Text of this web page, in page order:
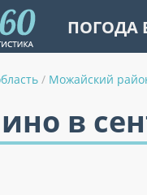
ПОГОДА
/ Можайский
в